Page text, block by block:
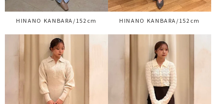
HINANO KANBARA/152cm HINANO KANBARA/152cm